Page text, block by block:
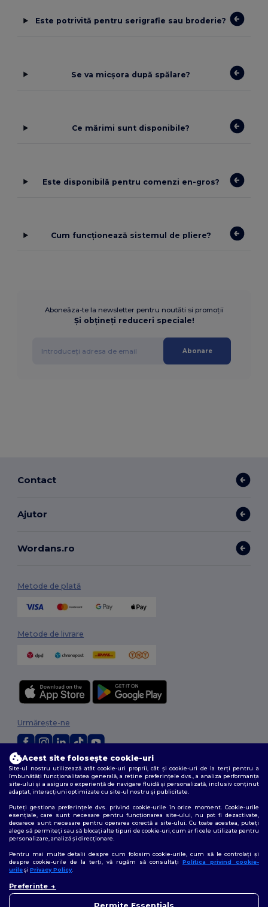
Este potrivită pentru serigrafie sau broderie?
Se va micșora după spălare?
Ce mărimi sunt disponibile?
Este disponibilă pentru comenzi en-gros?
Cum funcționează sistemul de pliere?
Aboneăza-te la newsletter pentru noutăti si promoții
Și obțineți reduceri speciale!
Abonare
Contact
Ajutor
Wordans.ro
Metode de plată
Metode de livrare
2026. Toate drepturile rezervate
Termeni și condiții|Politica de confidențialitate|Politica privind cookie-
urile | Sitemap
Urmărește-ne
Acest site folosește cookie-uri
Site-ul nostru utilizează atât cookie-uri proprii, cât și cookie-uri de la terți pentru a
îmbunătăți funcționalitatea generală, a reține preferințele dvs., a analiza performanța
site-ului și a asigura o experiență de navigare fluidă și personalizată, inclusiv conținut
adaptat, interacțiuni optimizate cu site-ul nostru și publicitate.
Puteți gestiona preferințele dvs. privind cookie-urile în orice moment. Cookie-urile
esențiale, care sunt necesare pentru funcționarea site-ului, nu pot fi dezactivate,
deoarece sunt necesare pentru operarea corectă a site-ului. Cu toate acestea, puteți
alege să permiteți sau să blocați alte tipuri de cookie-uri, cum ar fi cele utilizate pentru
personalizare, analiză și direcționare.
Pentru mai multe detalii despre cum folosim cookie-urile, cum să le controlați și
despre cookie-urile de la terți, vă rugăm să consultați Politica privind cookie-
urileși Privacy Policy.
Preferințe
Permite Essentials